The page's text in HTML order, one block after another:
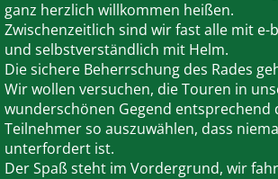
ganz herzlich willkommen heißen.
Zwischenzeitlich sind wir fast alle mit e-
und selbstverständlich mit Helm.
Die sichere Beherrschung des Rades
Wir wollen versuchen, die Touren in
wunderschönen Gegend entsprechend
Teilnehmer so auszuwählen, dass
unterfordert ist.
Der Spaß steht im Vordergrund, wir